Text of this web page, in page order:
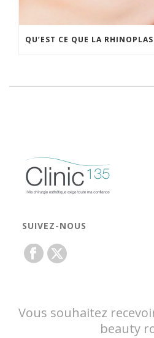
SUIVEZ-NOUS
Vous souhaitez
beauty